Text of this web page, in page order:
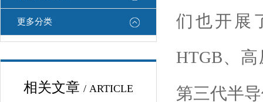
更多分类
相关文章 / ARTICLE
们也开展
HTGB、
第三代半